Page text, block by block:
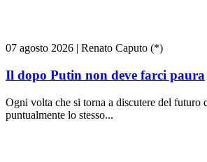
07 agosto 2026 | Renato Caputo (*)
Il dopo Putin non deve farci paura
Ogni volta che si torna a discutere del futuro
puntualmente lo stesso...